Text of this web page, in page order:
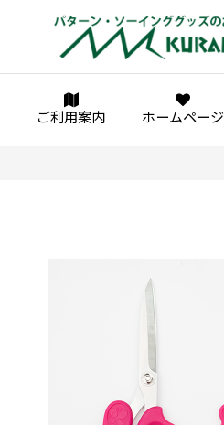
ご利用案内 ホームページ